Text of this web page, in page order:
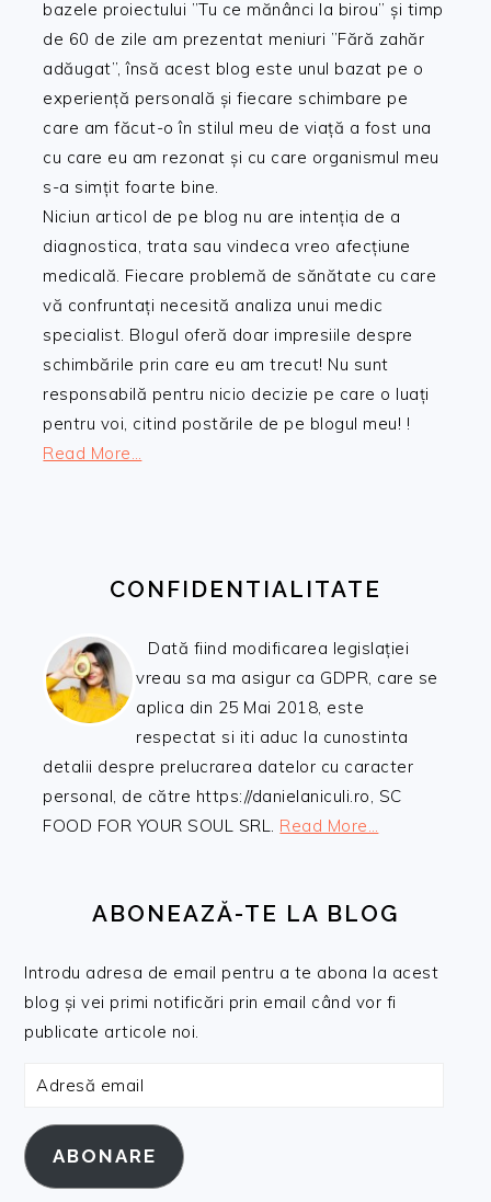
bazele proiectului ”Tu ce mănânci la birou” și timp
de 60 de zile am prezentat meniuri ”Fără zahăr
adăugat”, însă acest blog este unul bazat pe o
experiență personală și fiecare schimbare pe
care am făcut-o în stilul meu de viață a fost una
cu care eu am rezonat și cu care organismul meu
s-a simțit foarte bine.
Niciun articol de pe blog nu are intenția de a
diagnostica, trata sau vindeca vreo afecțiune
medicală. Fiecare problemă de sănătate cu care
vă confruntați necesită analiza unui medic
specialist. Blogul oferă doar impresiile despre
schimbările prin care eu am trecut! Nu sunt
responsabilă pentru nicio decizie pe care o luați
pentru voi, citind postările de pe blogul meu! !
Read More…
CONFIDENTIALITATE
Dată fiind modificarea legislației
vreau sa ma asigur ca GDPR, care se
aplica din 25 Mai 2018, este
respectat si iti aduc la cunostinta
detalii despre prelucrarea datelor cu caracter
personal, de către https://danielaniculi.ro, SC
FOOD FOR YOUR SOUL SRL. Read More…
ABONEAZĂ-TE LA BLOG
Introdu adresa de email pentru a te abona la acest
blog și vei primi notificări prin email când vor fi
publicate articole noi.
Adresă
ABONARE